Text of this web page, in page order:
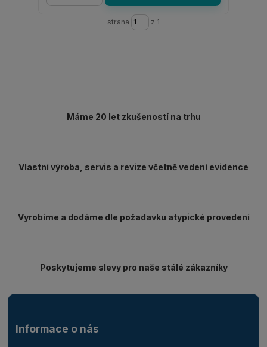
strana z 1
Máme 20 let zkušeností na trhu
Vlastní výroba, servis a revize včetně vedení evidence
Vyrobíme a dodáme dle požadavku atypické provedení
Poskytujeme slevy pro naše stálé zákazníky
Informace o nás